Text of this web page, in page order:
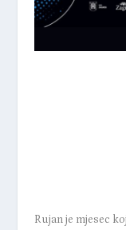
Rujan je mjesec